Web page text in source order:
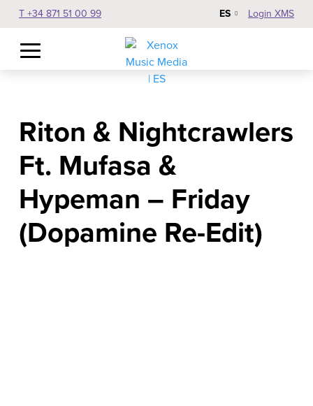
T +34 871 51 00 99 ES Login XMS
Riton & Nightcrawlers
Ft. Mufasa &
Hypeman – Friday
(Dopamine Re-Edit)